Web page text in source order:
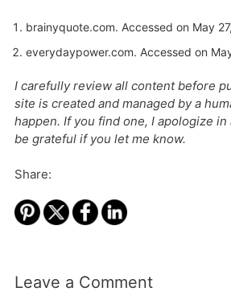
brainyquote.com. Accessed on May
everydaypower.com. Accessed on
I carefully review all content before
site is created and managed by a
happen. If you find one, I apologize
be grateful if you let me know.
Share:
Leave a Comment